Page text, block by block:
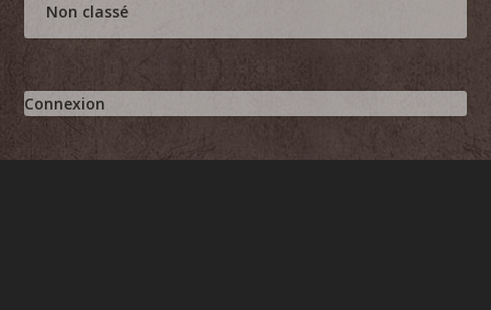
Non classé
Connexion